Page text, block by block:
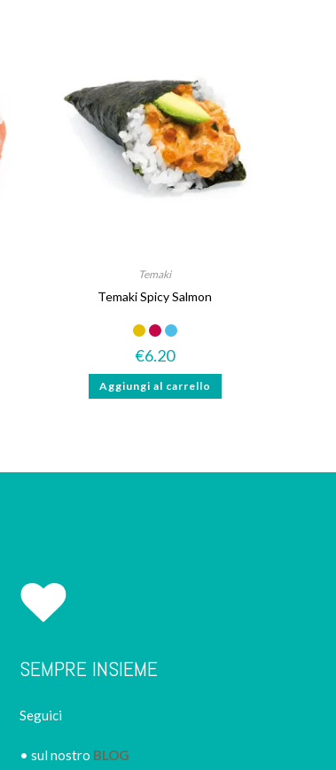
Temaki
Temaki Spicy Salmon
€6.20
Aggiungi al carrello
SEMPRE INSIEME
Seguici
• sul nostro BLOG